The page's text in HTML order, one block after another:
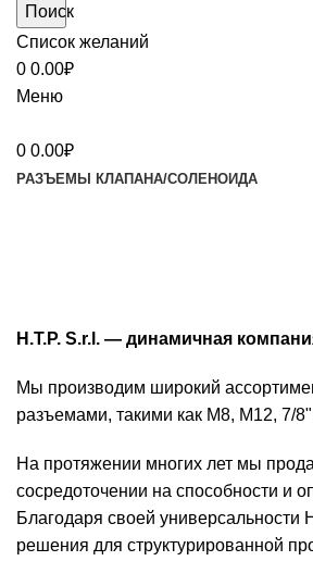
Поиск
Список желаний
0 0.00₽
Меню
0 0.00₽
РАЗЪЕМЫ КЛАПАНА/СОЛЕНОИДА
H.T.P. S.r.l. — динамичная
Мы производим широкий
разъемами, такими как M8, M12,
На протяжении многих лет мы
сосредоточении на способности и
Благодаря своей
решения для структурированной